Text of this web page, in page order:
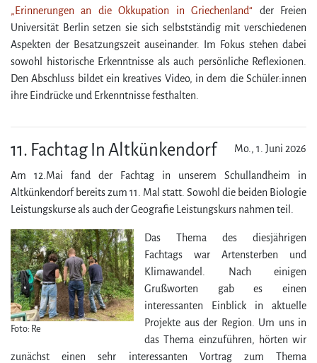
„Erinnerungen an die Okkupation in Griechenland“ der Freien
Universität Berlin setzen sie sich selbstständig mit ver­schie­denen
Aspekten der Besatzungszeit auseinander. Im Fokus stehen dabei
sowohl historische Erkenntnisse als auch persönliche Reflexionen.
Den Abschluss bildet ein kreatives Video, in dem die Schüler:innen
ihre Eindrücke und Erkenntnisse festhalten.
Mo., 1. Juni 2026
11. Fachtag In Altkünkendorf
Am 12.Mai fand der Fachtag in unserem Schul­land­heim in
Altkünkendorf bereits zum 11. Mal statt. Sowohl die beiden Biologie
Leistungskurse als auch der Geografie Leistungskurs nahmen teil.
Foto: Re
Das Thema des diesjährigen
Fachtags war Artensterben und
Klimawandel. Nach einigen
Grußworten gab es einen
interessanten Einblick in aktuelle
Projekte aus der Region. Um uns in
das Thema einzuführen, hörten wir
zunächst einen sehr interessanten Vortrag zum Thema